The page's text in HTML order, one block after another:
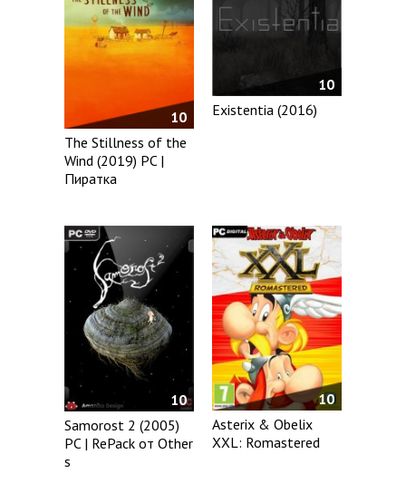
10
The Stillness of the
Wind (2019) PC |
Пиратка
10
Existentia (2016)
10
Samorost 2 (2005)
PC | RePack от Other
s
10
Asterix & Obelix
XXL: Romastered